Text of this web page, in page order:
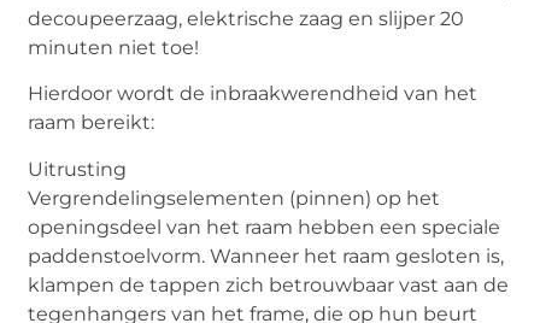
decoupeerzaag, elektrische zaag en slijper 20
minuten niet toe!
Hierdoor wordt de inbraakwerendheid van het
raam bereikt:
Uitrusting
Vergrendelingselementen (pinnen) op het
openingsdeel van het raam hebben een speciale
paddenstoelvorm. Wanneer het raam gesloten is,
klampen de tappen zich betrouwbaar vast aan de
tegenhangers van het frame, die op hun beurt